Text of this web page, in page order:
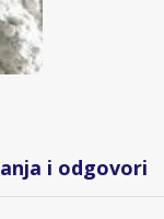
i odgovori